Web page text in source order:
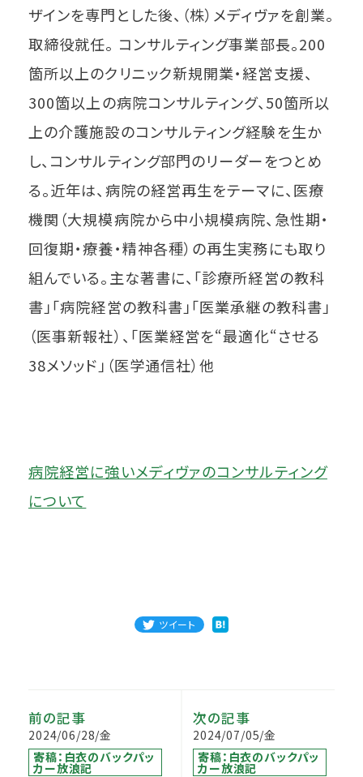
ザインを専門とした後、（株）メディヴァを創業。
取締役就任。 コンサルティング事業部長。200
箇所以上のクリニック新規開業・経営支援、
300箇以上の病院コンサルティング、50箇所以
上の介護施設のコンサルティング経験を生か
し、コンサルティング部門のリーダーをつとめ
る。近年は、病院の経営再生をテーマに、医療
機関（大規模病院から中小規模病院、急性期・
回復期・療養・精神各種）の再生実務にも取り
組んでいる。主な著書に、「診療所経営の教科
書」「病院経営の教科書」「医業承継の教科書」
（医事新報社）、「医業経営を“最適化“させる
38メソッド」（医学通信社）他
病院経営に強いメディヴァのコンサルティング
について
ツイート
前の記事
2024/06/28/金
寄稿：白衣のバックパッ
カー放浪記
次の記事
2024/07/05/金
寄稿：白衣のバックパッ
カー放浪記